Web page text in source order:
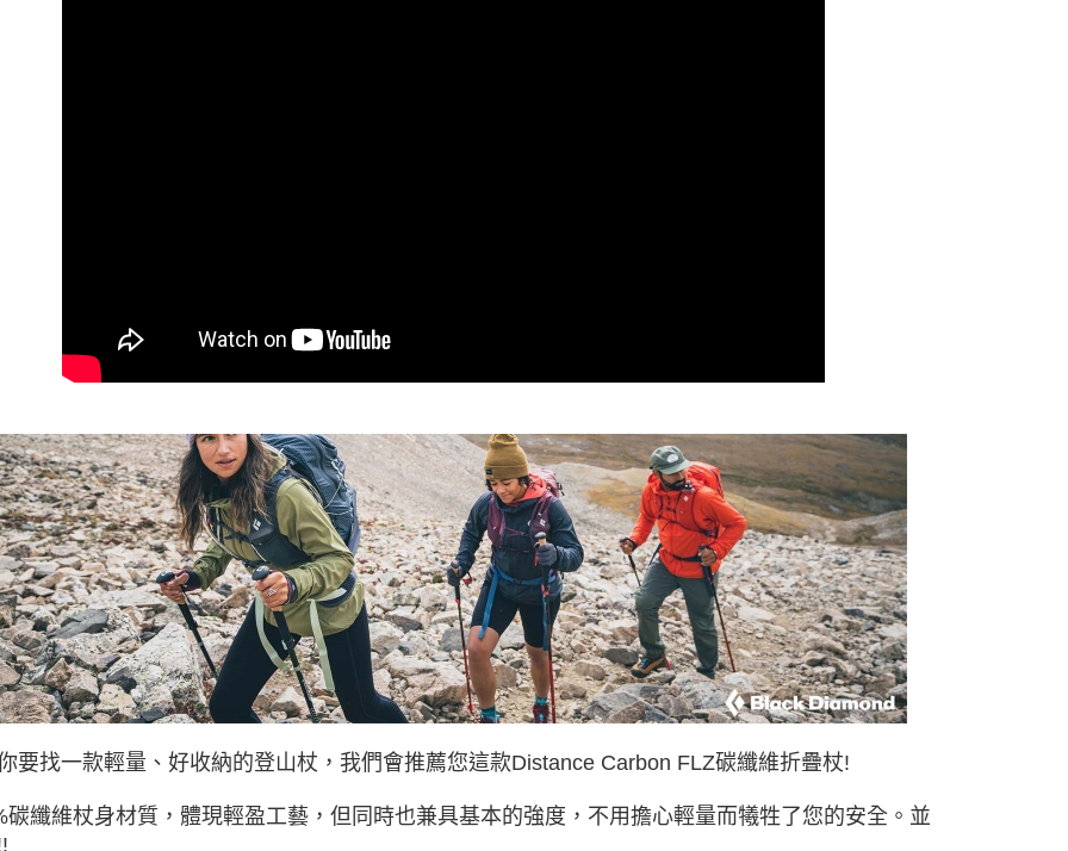
要找一款輕量、好收納的登山杖，我們會推薦您這款Distance Carbon FLZ碳纖維折疊杖!
碳纖維杖身材質，體現輕盈工藝，但同時也兼具基本的強度，不用擔心輕量而犧牲了您的安全。並